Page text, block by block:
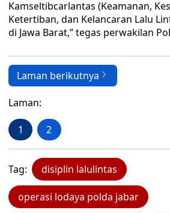
Kamseltibcarlantas (Keamanan,
Ketertiban, dan Kelancaran Lalu
di Jawa Barat,” tegas perwakilan
Laman berikutnya
Laman:
1 2
Tag: disiplin lalulintas
operasi lodaya polda jabar